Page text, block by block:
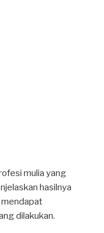
mulia yang
hasilnya
mendapat
dilakukan.